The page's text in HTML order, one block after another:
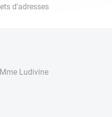
d'adresses
Ludivine